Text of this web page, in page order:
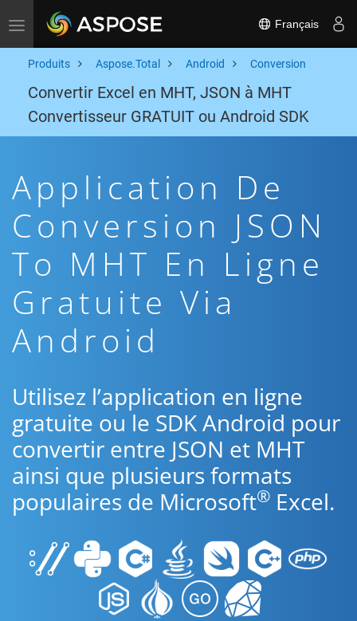
Toggle navigation Français
Produits Aspose.Total Android Conversion
Convertir Excel en MHT, JSON à MHT
Convertisseur GRATUIT ou Android SDK
Application De
Conversion JSON
To MHT En Ligne
Gratuite Via
Android
Utilisez l’application en ligne
gratuite ou le SDK Android pour
convertir entre JSON et MHT
ainsi que plusieurs formats
populaires de Microsoft® Excel.